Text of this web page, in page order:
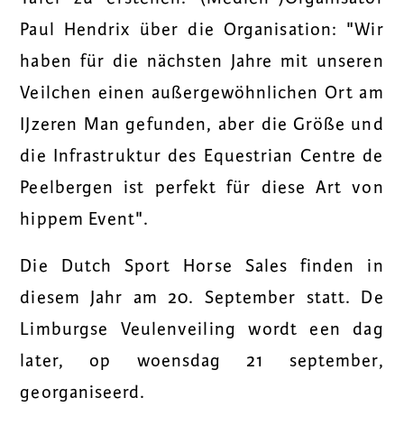
Paul Hendrix über die Organisation: "Wir
haben für die nächsten Jahre mit unseren
Veilchen einen außergewöhnlichen Ort am
IJzeren Man gefunden, aber die Größe und
die Infrastruktur des Equestrian Centre de
Peelbergen ist perfekt für diese Art von
hippem Event".
Die Dutch Sport Horse Sales finden in
diesem Jahr am 20. September statt. De
Limburgse Veulenveiling wordt een dag
later, op woensdag 21 september,
georganiseerd.